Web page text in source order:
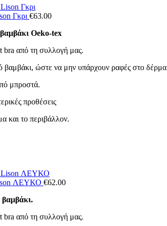
Γκρι €63.00
Oeko-tex
bra από τη συλλογή μας.
βαμβάκι, ώστε να μην υπάρχουν ραφές στο δέρμα
μπροστά.
προθέσεις
το περιβάλλον.
ΛΕΥΚΟ €62.00
bra από τη συλλογή μας.